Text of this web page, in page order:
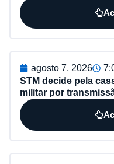
agosto 7, 2026
STM decide pela
militar por